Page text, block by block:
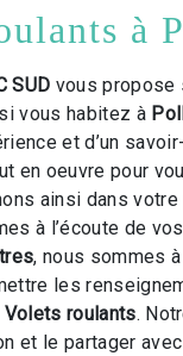
à
SUD vous propose
vous habitez à
et d’un
en oeuvre pour
ainsi dans
à l’écoute de
, nous sommes
les
Volets roulants.
et le partager